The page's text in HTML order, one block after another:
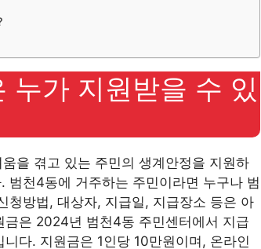
누가 지원받을 수 있
을 겪고 있는 주민의 생계안정을 지원하
범천4동에 거주하는 주민이라면 누구나 범
청방법, 대상자, 지급일, 지급장소 등은 아
은 2024년 범천4동 주민센터에서 지급
다. 지원금은 1인당 10만원이며, 온라인